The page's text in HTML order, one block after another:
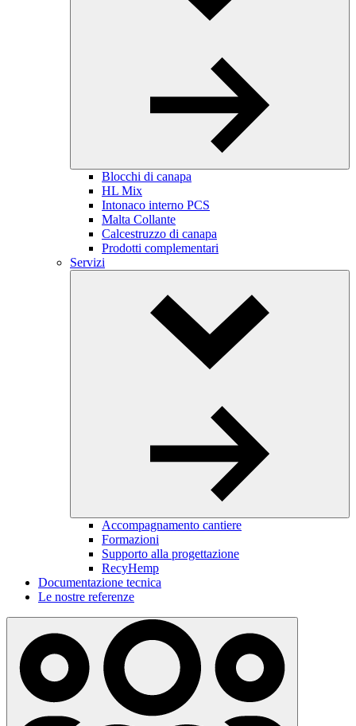
Blocchi di canapa
HL Mix
Intonaco interno PCS
Malta Collante
Calcestruzzo di canapa
Prodotti complementari
Servizi
Accompagnamento cantiere
Formazioni
Supporto alla progettazione
RecyHemp
Documentazione tecnica
Le nostre referenze